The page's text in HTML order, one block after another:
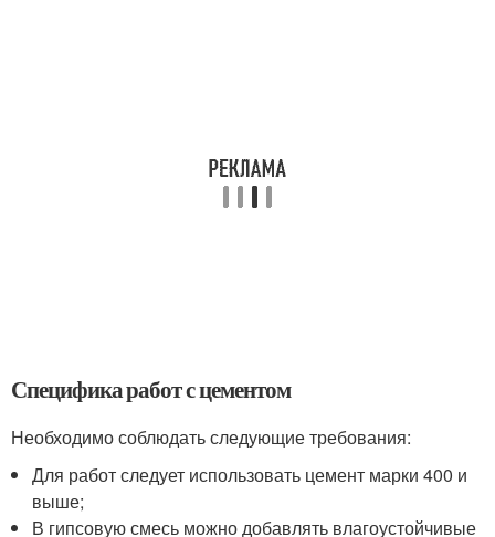
Специфика работ с цементом
Необходимо соблюдать следующие требования:
Для работ следует использовать цемент марки 400 и
выше;
В гипсовую смесь можно добавлять влагоустойчивые